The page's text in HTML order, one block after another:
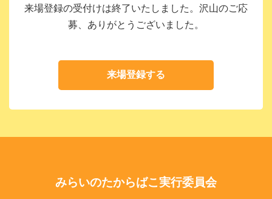
来場登録の受付けは終了いたしました。沢山のご応
募、ありがとうございました。
来場登録する
みらいのたからばこ実行委員会